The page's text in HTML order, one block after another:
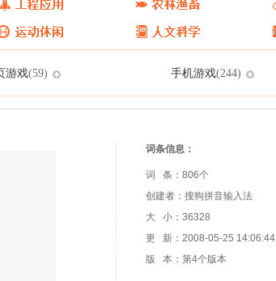
游戏(59) 手机游戏(244)
词条信息：
词 条：806个
创建者：搜狗拼音输入法
大 小：36328
更 新：2008-05-25 14:06:44
版 本：第4个版本